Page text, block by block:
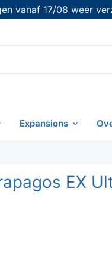
vanaf 17/08 weer
Expansions
EX